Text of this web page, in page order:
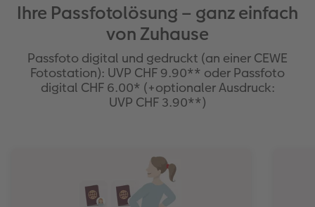
Ihre Passfotolösung – ganz einfach
von Zuhause
Passfoto digital und gedruckt (an einer CEWE
Fotostation): UVP CHF 9.90** oder Passfoto
digital CHF 6.00* (+optionaler Ausdruck:
UVP CHF 3.90**)